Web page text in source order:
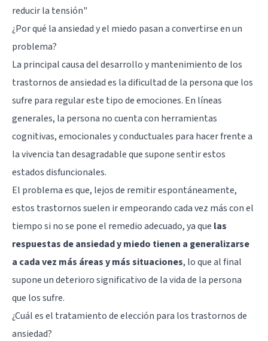
reducir la tensión"
¿Por qué la ansiedad y el miedo pasan a convertirse en un
problema?
La principal causa del desarrollo y mantenimiento de los
trastornos de ansiedad es la dificultad de la persona que los
sufre para regular este tipo de emociones. En líneas
generales, la persona no cuenta con herramientas
cognitivas, emocionales y conductuales para hacer frente a
la vivencia tan desagradable que supone sentir estos
estados disfuncionales.
El problema es que, lejos de remitir espontáneamente,
estos trastornos suelen ir empeorando cada vez más con el
tiempo si no se pone el remedio adecuado, ya que las
respuestas de ansiedad y miedo tienen a generalizarse
a cada vez más áreas y más situaciones, lo que al final
supone un deterioro significativo de la vida de la persona
que los sufre.
¿Cuál es el tratamiento de elección para los trastornos de
ansiedad?